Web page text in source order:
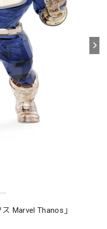
Marvel Thanos」